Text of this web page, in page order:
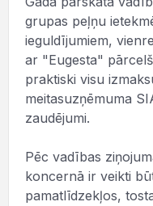
grupas peļņu
ieguldījumiem,
ar "Eugesta"
praktiski visu
meitasuzņēmuma
zaudējumi.
Pēc vadības
koncernā ir veikti
pamatlīdzekļos,